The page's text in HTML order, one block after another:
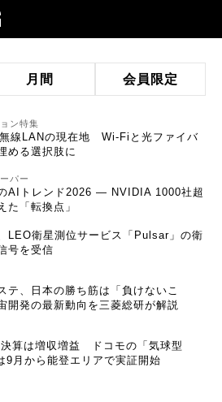
月間 会員限定
ン特集
線LANの現在地 Wi-Fiと光ファイバ
める選択肢に
パー
AIトレンド2026 ― NVIDIA 1000社超
た「転換点」
LEO衛星測位サービス「Pulsar」の衛
号を受信
テ、日本の勝ち筋は「負けないこ
発の最新動向を三菱総研が解説
算は増収増益 ドコモの「気球型
9月から能登エリアで実証開始